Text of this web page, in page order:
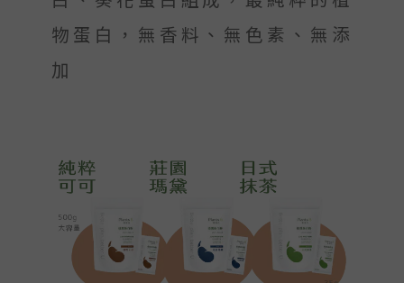
物蛋白，無香料、無色素、無添
加